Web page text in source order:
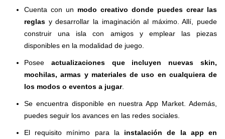
Cuenta con un modo creativo donde puedes crear las
reglas y desarrollar la imaginación al máximo. Allí, puede
construir una isla con amigos y emplear las piezas
disponibles en la modalidad de juego.
Posee actualizaciones que incluyen nuevas skin,
mochilas, armas y materiales de uso en cualquiera de
los modos o eventos a jugar.
Se encuentra disponible en nuestra App Market. Además,
puedes seguir los avances en las redes sociales.
El requisito mínimo para la instalación de la app en